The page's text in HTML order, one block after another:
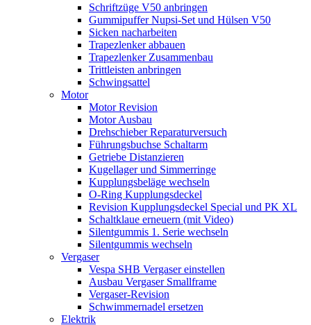
Schriftzüge V50 anbringen
Gummipuffer Nupsi-Set und Hülsen V50
Sicken nacharbeiten
Trapezlenker abbauen
Trapezlenker Zusammenbau
Trittleisten anbringen
Schwingsattel
Motor
Motor Revision
Motor Ausbau
Drehschieber Reparaturversuch
Führungsbuchse Schaltarm
Getriebe Distanzieren
Kugellager und Simmerringe
Kupplungsbeläge wechseln
O-Ring Kupplungsdeckel
Revision Kupplungsdeckel Special und PK XL
Schaltklaue erneuern (mit Video)
Silentgummis 1. Serie wechseln
Silentgummis wechseln
Vergaser
Vespa SHB Vergaser einstellen
Ausbau Vergaser Smallframe
Vergaser-Revision
Schwimmernadel ersetzen
Elektrik